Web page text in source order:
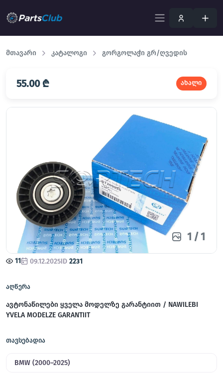
მთავარი კატალოგი გორგოლაჭი გრ/ღვედის
55.00 ₾ ახალი
1 /1
11 09.12.2025ID 2231
აღწერა
ავტონაწილები ყველა მოდელზე გარანტიით / NAWILEBI
YVELA MODELZE GARANTIIT
თავსებადია
BMW (2000–2025)